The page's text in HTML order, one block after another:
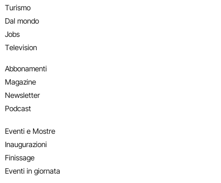
Turismo
Dal mondo
Jobs
Television
Abbonamenti
Magazine
Newsletter
Podcast
Eventi e Mostre
Inaugurazioni
Finissage
Eventi in giornata